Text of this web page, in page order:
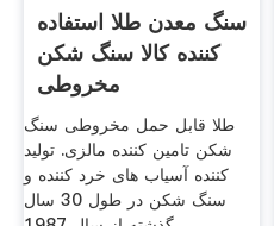
سنگ معدن طلا استفاده
کننده کالا سنگ شکن
مخروطی
طلا قابل حمل مخروطی سنگ
شکن تامین کننده مالزی. تولید
کننده آسیاب های خرد کننده و
سنگ شکن در طول 30 سال